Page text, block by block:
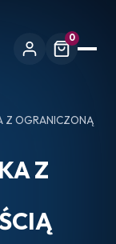
0
Z OGRANICZONĄ
Z